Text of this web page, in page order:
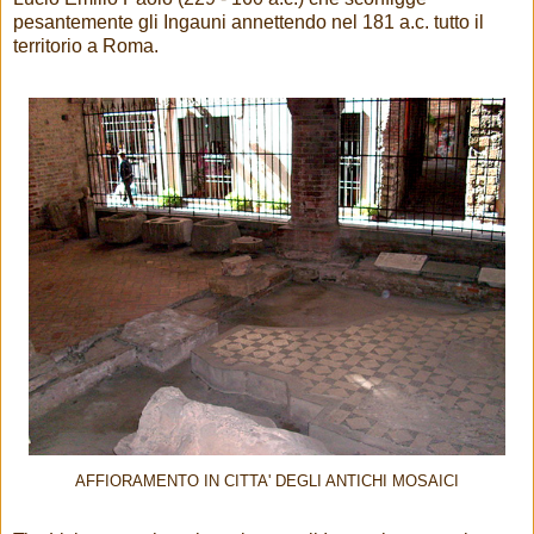
pesantemente gli Ingauni annettendo nel 181 a.c. tutto il
territorio a Roma.
AFFIORAMENTO IN CITTA' DEGLI ANTICHI MOSAICI